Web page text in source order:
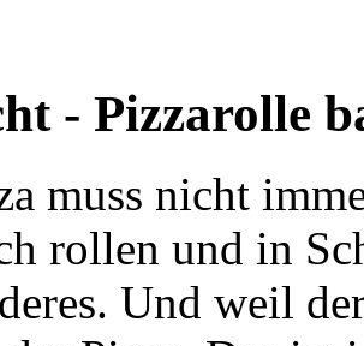
- Pizzarolle
muss nicht
rollen und in
Und weil